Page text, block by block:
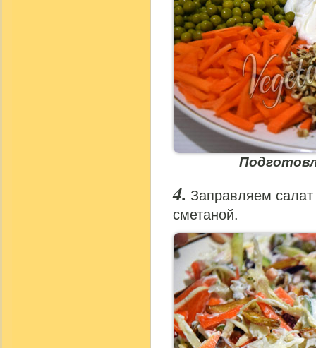
Заправляем
сметаной.